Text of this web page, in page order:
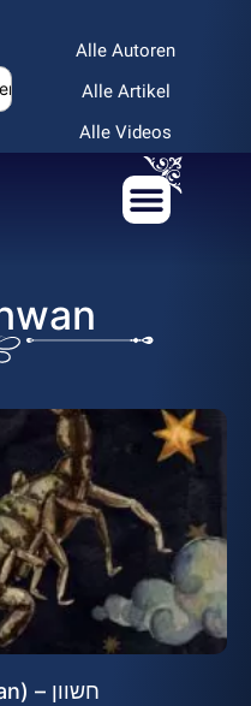
Alle Autoren
Alle Artikel
Alle Videos
Cheschvan (Marcheschvan) – חשוון